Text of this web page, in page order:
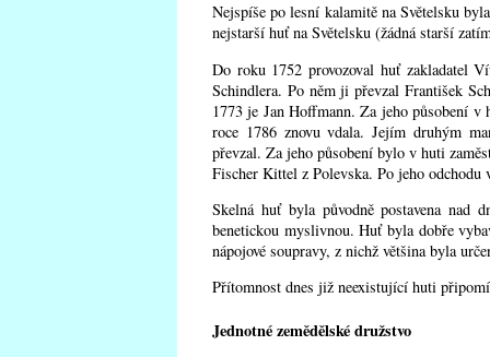
Nejspíše po lesní kalamitě na Světelsku
nejstarší huť na Světelsku (žádná starší
Do roku 1752 provozoval huť zakladatel
Schindlera. Po něm ji převzal František
1773 je Jan Hoffmann. Za jeho působení
roce 1786 znovu vdala. Jejím druhým
převzal. Za jeho působení bylo v huti
Fischer Kittel z Polevska. Po jeho
Skelná huť byla původně postavena
benetickou myslivnou. Huť byla dobře
nápojové soupravy, z nichž většina byla
Přítomnost dnes již neexistující huti
Jednotné zemědělské družstvo